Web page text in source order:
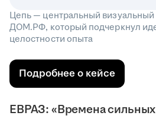
Цепь — центральный
ДОМ.РФ, который подчеркнул
целостности опыта
Подробнее о кейсе
ЕВРАЗ: «Времена